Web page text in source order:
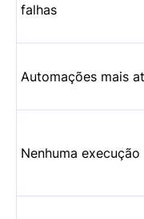
falhas
Automações mais
Nenhuma execução